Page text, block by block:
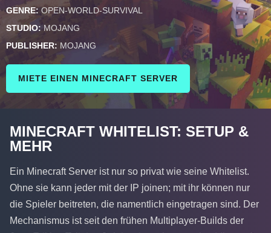
GENRE: OPEN-WORLD-SURVIVAL
STUDIO: MOJANG
PUBLISHER: MOJANG
MIETE EINEN MINECRAFT SERVER
MINECRAFT WHITELIST: SETUP &
MEHR
Ein Minecraft Server ist nur so privat wie seine Whitelist.
Ohne sie kann jeder mit der IP joinen; mit ihr können nur
die Spieler beitreten, die namentlich eingetragen sind. Der
Mechanismus ist seit den frühen Multiplayer-Builds der